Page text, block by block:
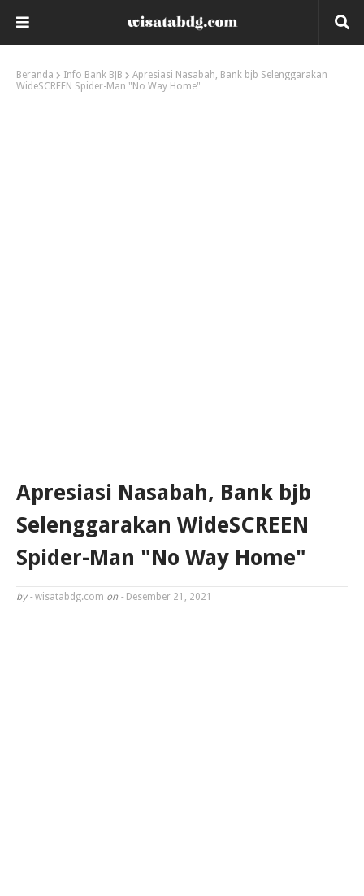
Beranda Info Bank BJB
Apresiasi Nasabah, Bank bjb Selenggarakan
WideSCREEN Spider-Man "No Way Home"
Apresiasi Nasabah, Bank bjb
Selenggarakan WideSCREEN
Spider-Man "No Way Home"
by - wisatabdg.com on - Desember 21, 2021